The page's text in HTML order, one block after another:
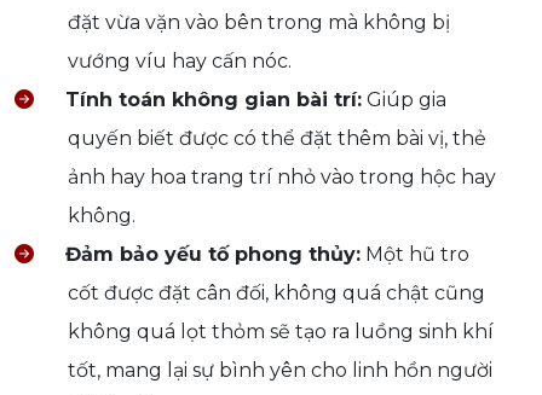
đặt vừa vặn vào bên trong mà không bị
vướng víu hay cấn nóc.
Tính toán không gian bài trí: Giúp gia
quyến biết được có thể đặt thêm bài vị, thẻ
ảnh hay hoa trang trí nhỏ vào trong hộc hay
không.
Đảm bảo yếu tố phong thủy: Một hũ tro
cốt được đặt cân đối, không quá chật cũng
không quá lọt thỏm sẽ tạo ra luồng sinh khí
tốt, mang lại sự bình yên cho linh hồn người